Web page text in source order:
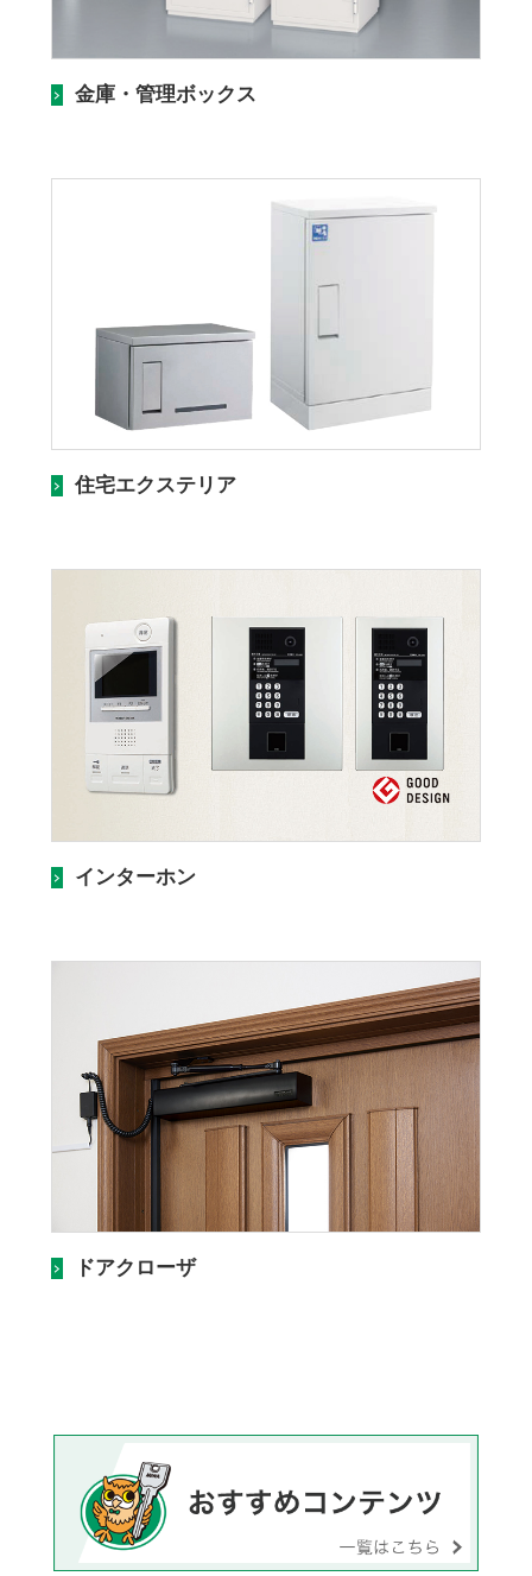
金庫・管理ボックス
住宅エクステリア
インターホン
ドアクローザ